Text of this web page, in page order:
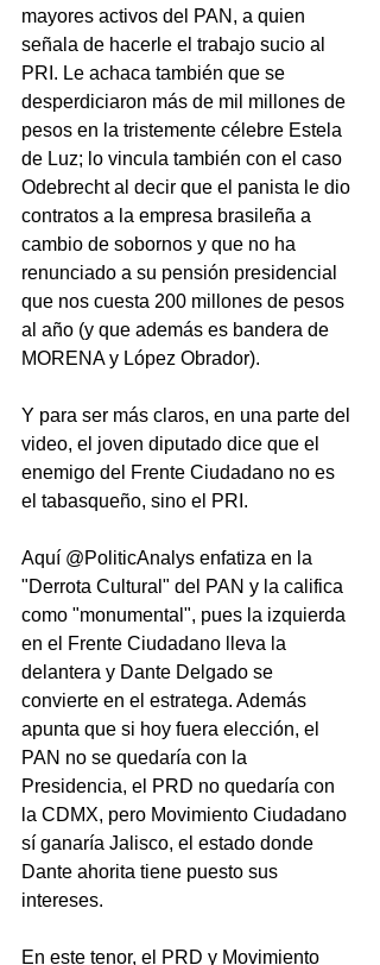
mayores activos del PAN, a quien
señala de hacerle el trabajo sucio al
PRI. Le achaca también que se
desperdiciaron más de mil millones de
pesos en la tristemente célebre Estela
de Luz; lo vincula también con el caso
Odebrecht al decir que el panista le dio
contratos a la empresa brasileña a
cambio de sobornos y que no ha
renunciado a su pensión presidencial
que nos cuesta 200 millones de pesos
al año (y que además es bandera de
MORENA y López Obrador).
Y para ser más claros, en una parte del
video, el joven diputado dice que el
enemigo del Frente Ciudadano no es
el tabasqueño, sino el PRI.
Aquí @PoliticAnalys enfatiza en la
"Derrota Cultural" del PAN y la califica
como "monumental", pues la izquierda
en el Frente Ciudadano lleva la
delantera y Dante Delgado se
convierte en el estratega. Además
apunta que si hoy fuera elección, el
PAN no se quedaría con la
Presidencia, el PRD no quedaría con
la CDMX, pero Movimiento Ciudadano
sí ganaría Jalisco, el estado donde
Dante ahorita tiene puesto sus
intereses.
En este tenor, el PRD y Movimiento